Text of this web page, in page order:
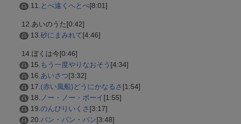
11. とべ遠くへとべ[8:01]
12.あいのうた[0:42]
13. 砂にまみれて[4:46]
14.ぼくは今[0:46]
15. もう一度やりなおそう [4:34]
16. あいさつ[3:32]
17. (赤い風船)どうにかなるさ [1:54]
18. ノー・ノー・ボーイ[1:55]
19. のんびりいくさ [3:17]
20. バン・バン・バン[3:48]